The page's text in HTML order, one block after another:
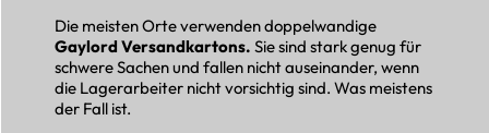
Die meisten Orte verwenden doppelwandige
Gaylord Versandkartons. Sie sind stark genug für
schwere Sachen und fallen nicht auseinander, wenn
die Lagerarbeiter nicht vorsichtig sind. Was meistens
der Fall ist.